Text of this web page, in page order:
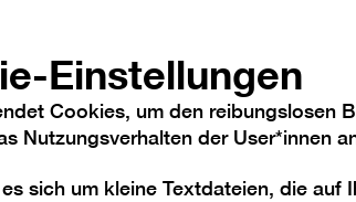
Einstellungen
Cookies, um den reibungslosen
Nutzungsverhalten der User*innen
sich um kleine Textdateien, die auf